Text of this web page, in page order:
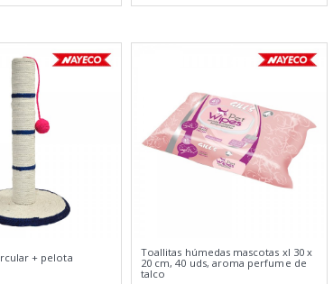
+ pelota
Toallitas húmedas mascotas xl 30 x
20 cm, 40 uds, aroma perfume de
talco